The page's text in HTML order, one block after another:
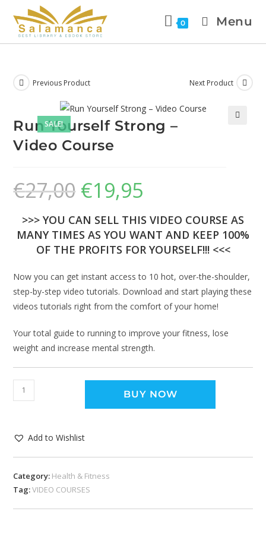
0 Menu
SALE!
Previous Product Next Product
Run Yourself Strong –
Video Course
€27,00 €19,95
>>> YOU CAN SELL THIS VIDEO COURSE AS
MANY TIMES AS YOU WANT AND KEEP 100%
OF THE PROFITS FOR YOURSELF!!! <<<
Now you can get instant access to 10 hot, over-the-shoulder,
step-by-step video tutorials. Download and start playing these
videos tutorials right from the comfort of your home!
Your total guide to running to improve your fitness, lose
weight and increase mental strength.
BUY NOW
Add to Wishlist
Category: Health & Fitness
Tag:VIDEO COURSES